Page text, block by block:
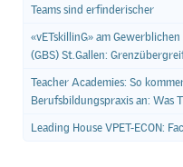
Teams sind erfinderischer
«vETskillinG» am
(GBS) St.Gallen:
Teacher Academies: So
Berufsbildungspraxis an: Was
Leading House VPET-ECON: